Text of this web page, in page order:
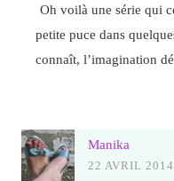
Oh voilà une série qui
petite puce dans
connaît, l’imagination
Manika
22 AVRIL